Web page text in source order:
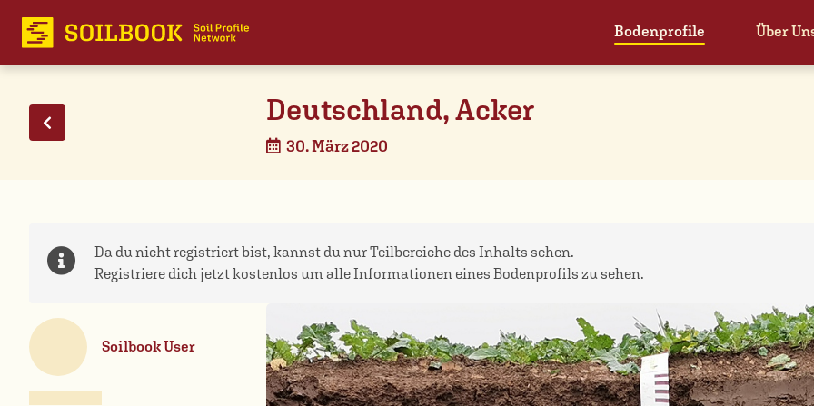
Bodenprofile Über
Deutschland, Acker
30. März 2020
Da du nicht registriert bist, kannst du nur Teilbereiche des Inhalts sehen.
Registriere dich jetzt kostenlos um alle Informationen eines Bodenprofils zu sehen.
Soilbook User